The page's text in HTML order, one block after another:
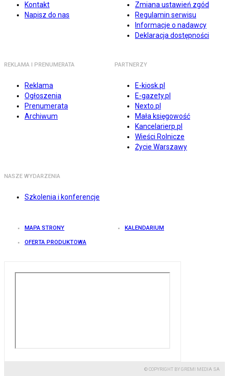
Kontakt
Napisz do nas
Zmiana ustawień zgód
Regulamin serwisu
Informacje o nadawcy
Deklaracja dostępności
REKLAMA I PRENUMERATA
Reklama
Ogłoszenia
Prenumerata
Archiwum
PARTNERZY
E-kiosk.pl
E-gazety.pl
Nexto.pl
Mała księgowość
Kancelarierp.pl
Wieści Rolnicze
Życie Warszawy
NASZE WYDARZENIA
Szkolenia i konferencje
MAPA STRONY KALENDARIUM
OFERTA PRODUKTOWA
© COPYRIGHT BY GREMI MEDIA SA